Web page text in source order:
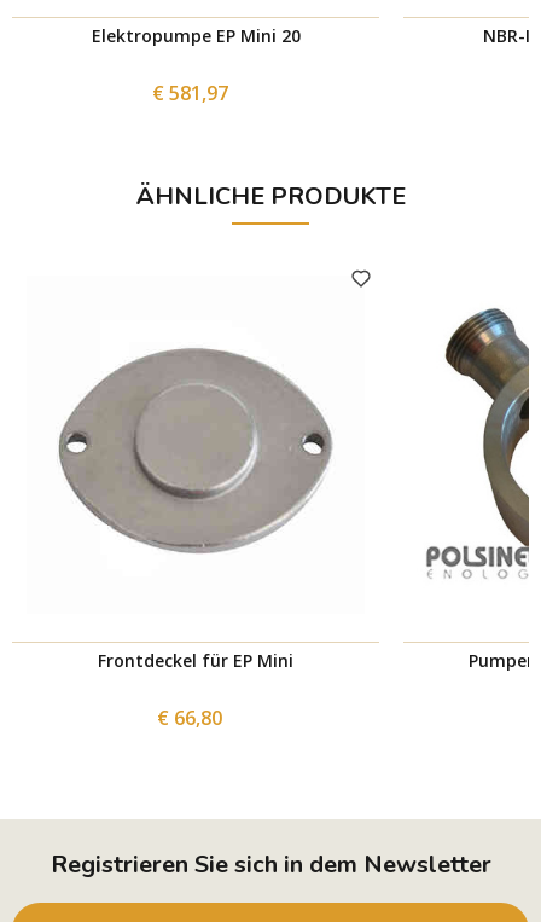
Elektropumpe EP Mini 20
€ 581,97
NBR-
ÄHNLICHE PRODUKTE
Frontdeckel für EP Mini
€ 66,80
Registrieren Sie sich in dem Newsletter